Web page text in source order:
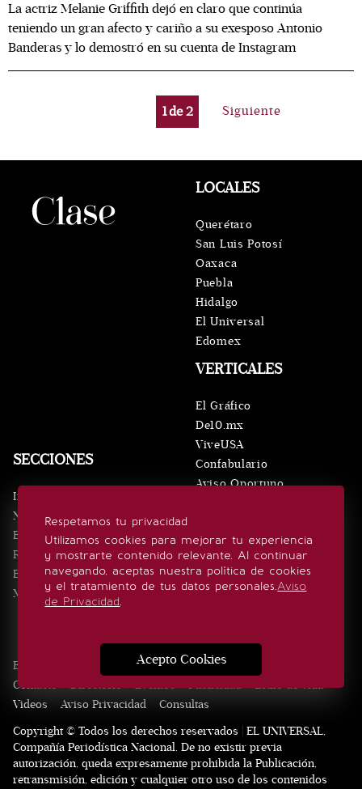
La actriz Melanie Griffith dejó en claro que continúa
teniendo un gran afecto y cariño a su exesposo Antonio
Banderas y lo demostró en su cuenta de Instagram
1de2 Siguiente
Respetamos tu privacidad
Utilizamos cookies para mejorar tu experiencia
y mostrarte contenido relevante. Al continuar
navegando, aceptas nuestra política de cookies
y el tratamiento de tus datos personales.Aviso
de Privacidad.
Acepto Cookies
SECCIONES
Inicio
Noticias
Eventos
Realeza
Estilo de vida
Minuto x Minuto
VERTICALES
El Gráfico
De10.mx
ViveUSA
Confabulario
Aviso Oportuno
LOCALES
Querétaro
San Luis Potosí
Oaxaca
Puebla
Hidalgo
El Universal
Edomex
SÍGUENOS
Edición Impresa Noticias Quiénes somos
Contacto
Directorio Eventos Publicidad
Estilo de vida
Videos
Aviso Privacidad
Consultas
Copyright © Todos los derechos reservados | EL UNIVERSAL,
Compañía Periodística Nacional. De no existir previa
autorización, queda expresamente prohibida la Publicación,
retransmisión, edición y cualquier otro uso de los contenidos